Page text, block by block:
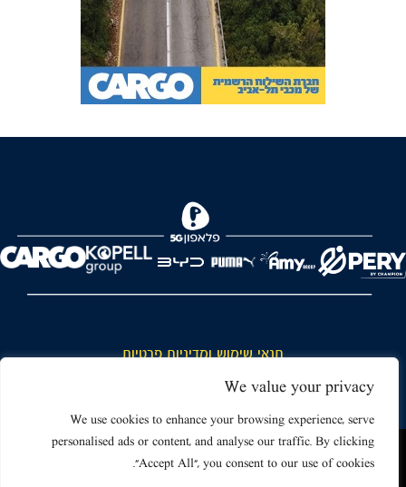
We value your privacy
We use cookies to enhance your browsing experience, serve
personalised ads or content, and analyse our traffic. By clicking
"Accept All", you consent to our use of cookies.
תנאי שימוש ומדיניות פרטיות
כללי כניסה והתנהגות באצטדיון ותנאי שימוש בכרטיסים
דרושים
צור קשר
האתר שאתה גולש בו עשוי להשתמש בעוגיות (קוקיז) ובטכנולוגיות דומות.
על ידי כניסה לאתר אתה מאשר את תנאי השימוש הכוללים שימוש בעוגיות